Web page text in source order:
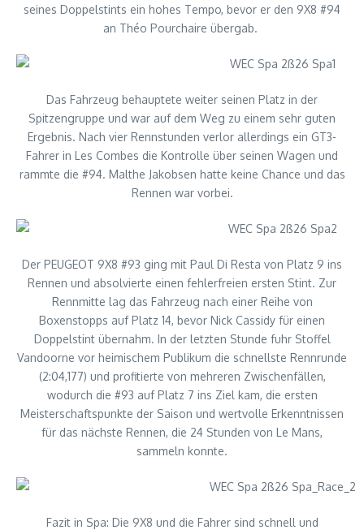
seines Doppelstints ein hohes Tempo, bevor er den 9X8 #94
an Théo Pourchaire übergab.
Das Fahrzeug behauptete weiter seinen Platz in der
Spitzengruppe und war auf dem Weg zu einem sehr guten
Ergebnis. Nach vier Rennstunden verlor allerdings ein GT3-
Fahrer in Les Combes die Kontrolle über seinen Wagen und
rammte die #94. Malthe Jakobsen hatte keine Chance und das
Rennen war vorbei.
Der PEUGEOT 9X8 #93 ging mit Paul Di Resta von Platz 9 ins
Rennen und absolvierte einen fehlerfreien ersten Stint. Zur
Rennmitte lag das Fahrzeug nach einer Reihe von
Boxenstopps auf Platz 14, bevor Nick Cassidy für einen
Doppelstint übernahm. In der letzten Stunde fuhr Stoffel
Vandoorne vor heimischem Publikum die schnellste Rennrunde
(2:04,177) und profitierte von mehreren Zwischenfällen,
wodurch die #93 auf Platz 7 ins Ziel kam, die ersten
Meisterschaftspunkte der Saison und wertvolle Erkenntnissen
für das nächste Rennen, die 24 Stunden von Le Mans,
sammeln konnte.
Fazit in Spa: Die 9X8 und die Fahrer sind schnell und